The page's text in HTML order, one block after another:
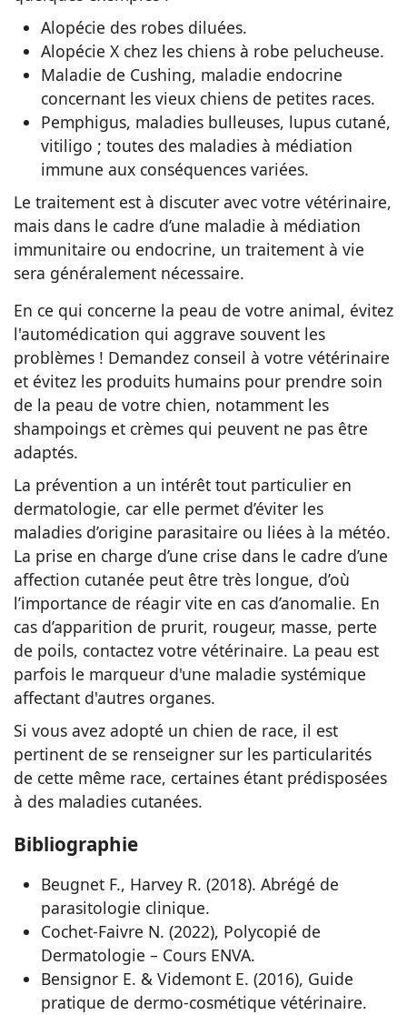
Alopécie des robes diluées.
Alopécie X chez les chiens à robe pelucheuse.
Maladie de Cushing, maladie endocrine
concernant les vieux chiens de petites races.
Pemphigus, maladies bulleuses, lupus cutané,
vitiligo ; toutes des maladies à médiation
immune aux conséquences variées.
Le traitement est à discuter avec votre vétérinaire,
mais dans le cadre d’une maladie à médiation
immunitaire ou endocrine, un traitement à vie
sera généralement nécessaire.
En ce qui concerne la peau de votre animal, évitez
l'automédication qui aggrave souvent les
problèmes ! Demandez conseil à votre vétérinaire
et évitez les produits humains pour prendre soin
de la peau de votre chien, notamment les
shampoings et crèmes qui peuvent ne pas être
adaptés.
La prévention a un intérêt tout particulier en
dermatologie, car elle permet d’éviter les
maladies d’origine parasitaire ou liées à la météo.
La prise en charge d’une crise dans le cadre d’une
affection cutanée peut être très longue, d’où
l’importance de réagir vite en cas d’anomalie. En
cas d’apparition de prurit, rougeur, masse, perte
de poils, contactez votre vétérinaire. La peau est
parfois le marqueur d'une maladie systémique
affectant d'autres organes.
Si vous avez adopté un chien de race, il est
pertinent de se renseigner sur les particularités
de cette même race, certaines étant prédisposées
à des maladies cutanées.
Bibliographie
Beugnet F., Harvey R. (2018). Abrégé de
parasitologie clinique.
Cochet-Faivre N. (2022), Polycopié de
Dermatologie – Cours ENVA.
Bensignor E. & Videmont E. (2016), Guide
pratique de dermo-cosmétique vétérinaire.